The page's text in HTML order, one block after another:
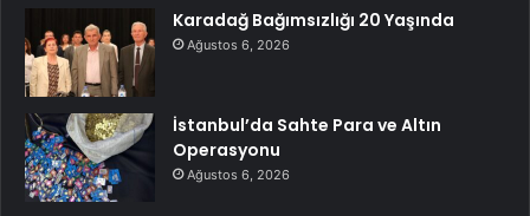
Karadağ Bağımsızlığı 20 Yaşında
Ağustos 6, 2026
İstanbul’da Sahte Para ve Altın
Operasyonu
Ağustos 6, 2026